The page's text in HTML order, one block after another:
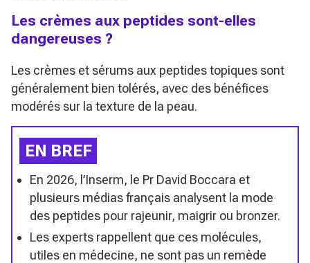
Les crèmes aux peptides sont-elles
dangereuses ?
Les crèmes et sérums aux peptides topiques sont
généralement bien tolérés, avec des bénéfices
modérés sur la texture de la peau.
EN BREF
En 2026, l’Inserm, le Pr David Boccara et
plusieurs médias français analysent la mode
des peptides pour rajeunir, maigrir ou bronzer.
Les experts rappellent que ces molécules,
utiles en médecine, ne sont pas un remède